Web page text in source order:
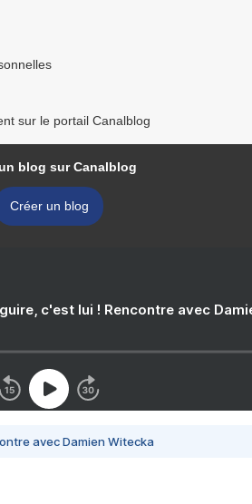
sur le portail Canalblog
blog sur Canalblog
Créer un blog
c'est lui ! Rencontre avec
avec Damien Witecka